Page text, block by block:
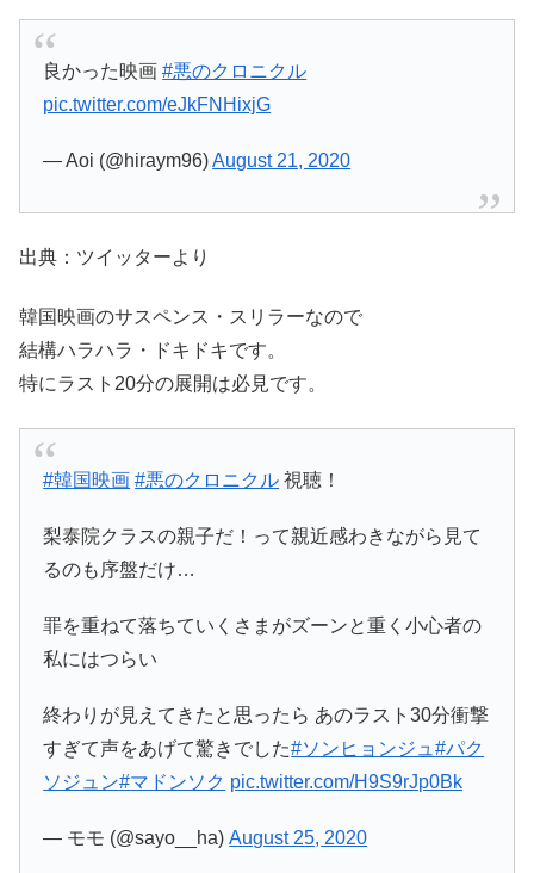
良かった映画#悪のクロニクル
pic.twitter.com/eJkFNHixjG
— Aoi (@hiraym96)August 21, 2020
出典：ツイッターより
韓国映画のサスペンス・スリラーなので
結構ハラハラ・ドキドキです。
特にラスト20分の展開は必見です。
#韓国映画 #悪のクロニクル 視聴！
梨泰院クラスの親子だ！って親近感わきながら見て
るのも序盤だけ…
罪を重ねて落ちていくさまがズーンと重く小心者の
私にはつらい
終わりが見えてきたと思ったら あのラスト30分衝撃
すぎて声をあげて驚きでした#ソンヒョンジュ#パク
ソジュン#マドンソク pic.twitter.com/H9S9rJp0Bk
— モモ (@sayo__ha)August 25, 2020